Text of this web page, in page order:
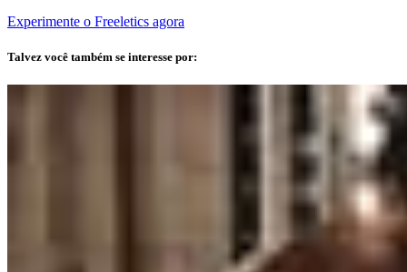
Experimente o Freeletics agora
Talvez você também se interesse por: